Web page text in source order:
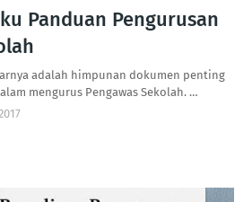
Panduan Pengurusan
adalah himpunan dokumen penting
mengurus Pengawas Sekolah. …